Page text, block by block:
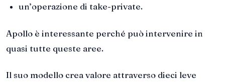
un’operazione di take-private.
Apollo è interessante perché può intervenire in
quasi tutte queste aree.
Il suo modello crea valore attraverso dieci leve